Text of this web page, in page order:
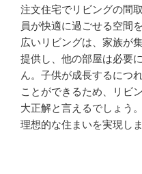
注文住宅でリビングの間
員が快適に過ごせる空間
広いリビングは、家族が
提供し、他の部屋は必要
ん。子供が成長するにつ
ことができるため、リビ
大正解と言えるでしょう
理想的な住まいを実現しま